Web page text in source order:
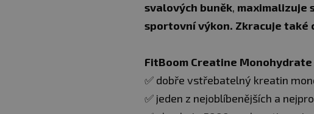
svalových buněk, maximalizuje
sportovní výkon. Zkracuje také
FitBoom Creatine Monohydrate
✅ dobře vstřebatelný kreatin
✅ jeden z nejoblíbenějších a